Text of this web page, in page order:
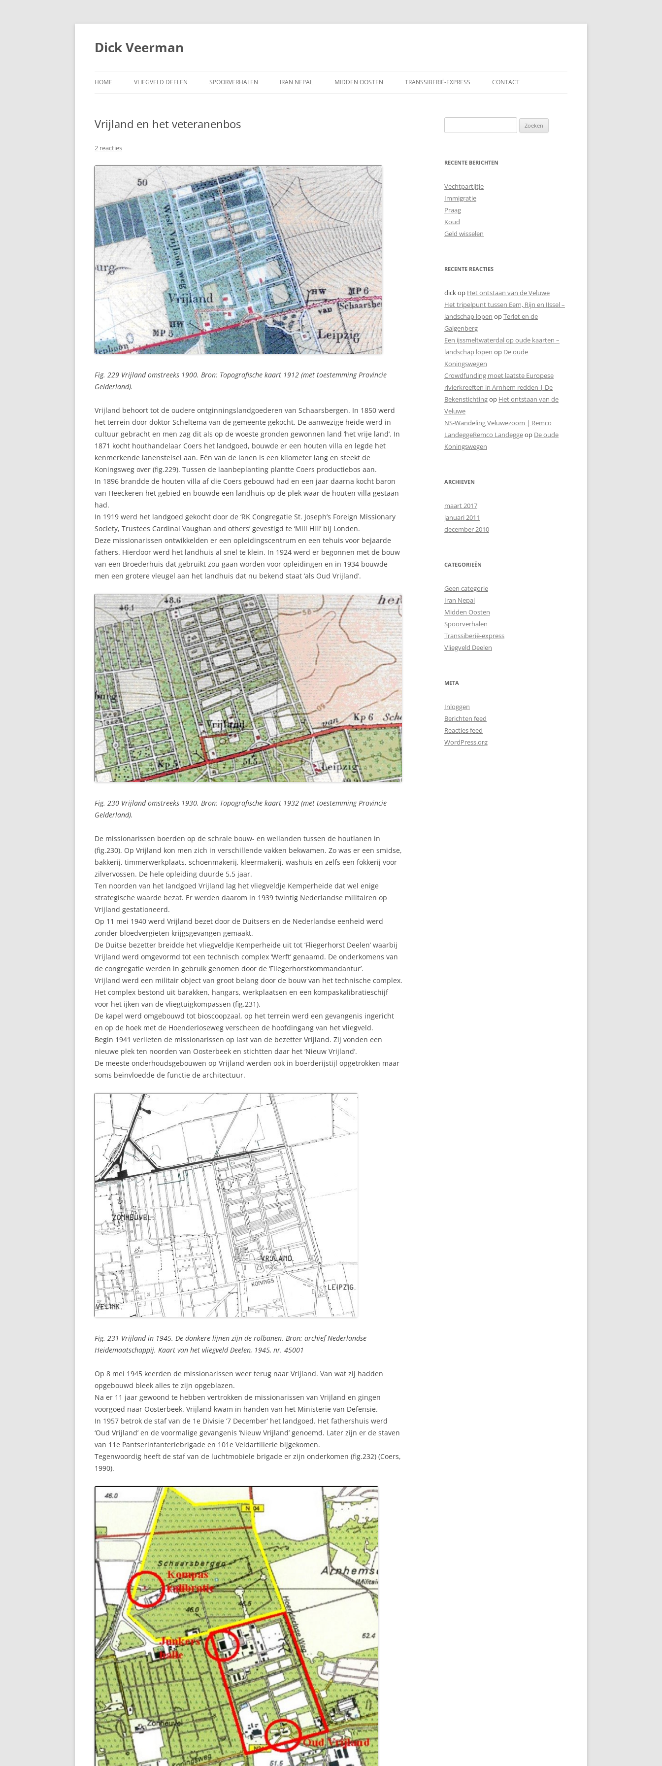
Dick Veerman
naar
HOME VLIEGVELD DEELEN SPOORVERHALEN IRAN NEPAL MIDDEN OOSTEN TRANSSIBERIË-EXPRESS CONTACT
Vrijland en het veteranenbos
2 reacties
Fig. 229 Vrijland omstreeks 1900. Bron: Topografische kaart 1912 (met toestemming Provincie
Gelderland).
Vrijland behoort tot de oudere ontginningslandgoederen van Schaarsbergen. In 1850 werd
het terrein door doktor Scheltema van de gemeente gekocht. De aanwezige heide werd in
cultuur gebracht en men zag dit als op de woeste gronden gewonnen land ‘het vrije land’. In
1871 kocht houthandelaar Coers het landgoed, bouwde er een houten villa en legde het
kenmerkende lanenstelsel aan. Eén van de lanen is een kilometer lang en steekt de
Koningsweg over (fig.229). Tussen de laanbeplanting plantte Coers productiebos aan.
In 1896 brandde de houten villa af die Coers gebouwd had en een jaar daarna kocht baron
van Heeckeren het gebied en bouwde een landhuis op de plek waar de houten villa gestaan
had.
In 1919 werd het landgoed gekocht door de ‘RK Congregatie St. Joseph’s Foreign Missionary
Society, Trustees Cardinal Vaughan and others’ gevestigd te ‘Mill Hill’ bij Londen.
Deze missionarissen ontwikkelden er een opleidingscentrum en een tehuis voor bejaarde
fathers. Hierdoor werd het landhuis al snel te klein. In 1924 werd er begonnen met de bouw
van een Broederhuis dat gebruikt zou gaan worden voor opleidingen en in 1934 bouwde
men een grotere vleugel aan het landhuis dat nu bekend staat ‘als Oud Vrijland’.
Fig. 230 Vrijland omstreeks 1930. Bron: Topografische kaart 1932 (met toestemming Provincie
Gelderland).
De missionarissen boerden op de schrale bouw- en weilanden tussen de houtlanen in
(fig.230). Op Vrijland kon men zich in verschillende vakken bekwamen. Zo was er een smidse,
bakkerij, timmerwerkplaats, schoenmakerij, kleermakerij, washuis en zelfs een fokkerij voor
zilvervossen. De hele opleiding duurde 5,5 jaar.
Ten noorden van het landgoed Vrijland lag het vliegveldje Kemperheide dat wel enige
strategische waarde bezat. Er werden daarom in 1939 twintig Nederlandse militairen op
Vrijland gestationeerd.
Op 11 mei 1940 werd Vrijland bezet door de Duitsers en de Nederlandse eenheid werd
zonder bloedvergieten krijgsgevangen gemaakt.
De Duitse bezetter breidde het vliegveldje Kemperheide uit tot ‘Fliegerhorst Deelen’ waarbij
Vrijland werd omgevormd tot een technisch complex ‘Werft’ genaamd. De onderkomens van
de congregatie werden in gebruik genomen door de ‘Fliegerhorstkommandantur’.
Vrijland werd een militair object van groot belang door de bouw van het technische complex.
Het complex bestond uit barakken, hangars, werkplaatsen en een kompaskalibratieschijf
voor het ijken van de vliegtuigkompassen (fig.231).
De kapel werd omgebouwd tot bioscoopzaal, op het terrein werd een gevangenis ingericht
en op de hoek met de Hoenderloseweg verscheen de hoofdingang van het vliegveld.
Begin 1941 verlieten de missionarissen op last van de bezetter Vrijland. Zij vonden een
nieuwe plek ten noorden van Oosterbeek en stichtten daar het ‘Nieuw Vrijland’.
De meeste onderhoudsgebouwen op Vrijland werden ook in boerderijstijl opgetrokken maar
soms beïnvloedde de functie de architectuur.
Fig. 231 Vrijland in 1945. De donkere lijnen zijn de rolbanen. Bron: archief Nederlandse
Heidemaatschappij. Kaart van het vliegveld Deelen, 1945, nr. 45001
Op 8 mei 1945 keerden de missionarissen weer terug naar Vrijland. Van wat zij hadden
opgebouwd bleek alles te zijn opgeblazen.
Na er 11 jaar gewoond te hebben vertrokken de missionarissen van Vrijland en gingen
voorgoed naar Oosterbeek. Vrijland kwam in handen van het Ministerie van Defensie.
In 1957 betrok de staf van de 1e Divisie ‘7 December’ het landgoed. Het fathershuis werd
‘Oud Vrijland’ en de voormalige gevangenis ‘Nieuw Vrijland’ genoemd. Later zijn er de staven
van 11e Pantserinfanteriebrigade en 101e Veldartillerie bijgekomen.
Tegenwoordig heeft de staf van de luchtmobiele brigade er zijn onderkomen (fig.232) (Coers,
1990).
naar:
RECENTE BERICHTEN
Vechtpartijtje
Immigratie
Praag
Koud
Geld wisselen
RECENTE REACTIES
dickop Het ontstaan van de Veluwe
Het tripelpunt tussen Eem, Rijn en IJssel –
landschap lopen opTerlet en de
Galgenberg
Een ijssmeltwaterdal op oude kaarten –
landschap lopen op De oude
Koningswegen
Crowdfunding moet laatste Europese
rivierkreeften in Arnhem redden | De
Bekenstichtingop Het ontstaan van de
Veluwe
NS-Wandeling Veluwezoom | Remco
LandeggeRemco Landeggeop De oude
Koningswegen
ARCHIEVEN
maart 2017
januari 2011
december 2010
CATEGORIEËN
Geen categorie
Iran Nepal
Midden Oosten
Spoorverhalen
Transsiberië-express
Vliegveld Deelen
META
Inloggen
Berichten feed
Reacties feed
WordPress.org